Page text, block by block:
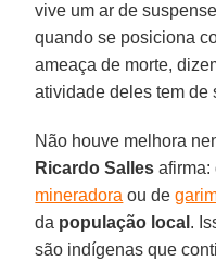
vive um ar de
quando se posiciona
ameaça de morte,
atividade deles tem de
Não houve melhora
Ricardo Salles
mineradora ou de
da população local .
são indígenas que